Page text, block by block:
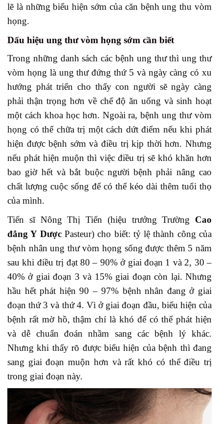
lẽ là những biểu hiện sớm của căn bệnh ung thu vòm
họng.
Dấu hiệu ung thư vòm họng sớm cần biết
Trong những danh sách các bệnh ung thư thì ung thư
vòm họng là ung thư đứng thứ 5 và ngày càng có xu
hướng phát triển cho thấy con người sẽ ngày càng
phải thận trọng hơn về chế độ ăn uống và sinh hoạt
một cách khoa học hơn. Ngoài ra, bệnh ung thư vòm
họng có thể chữa trị một cách dứt điểm nếu khi phát
hiện được bệnh sớm và điều trị kịp thời hơn. Nhưng
nếu phát hiện muộn thì việc điều trị sẽ khó khăn hơn
bao giờ hết và bắt buộc người bệnh phải nâng cao
chất lượng cuộc sống để có thể kéo dài thêm tuổi thọ
của mình.
Tiến sĩ Nông Thị Tiến (hiệu trưởng Trường Cao
đẳng Y DượcPasteur) cho biết: tỷ lệ thành công của
bệnh nhân ung thư vòm họng sống được thêm 5 năm
sau khi điều trị đạt 80 – 90% ở giai đoạn 1 và 2, 30 –
40% ở giai đoạn 3 và 15% giai đoạn còn lại. Nhưng
hầu hết phát hiện 90 – 97% bệnh nhân đang ở giai
đoạn thứ 3 và thứ 4. Vì ở giai đoạn đầu, biểu hiện của
bệnh rất mờ hồ, thậm chí là khó để có thể phát hiện
và dễ chuẩn đoán nhầm sang các bệnh lý khác.
Nhưng khi thấy rõ được biểu hiện của bệnh thì đang
sang giai đoạn muộn hơn và rất khó có thể điều trị
trong giai đoạn này.